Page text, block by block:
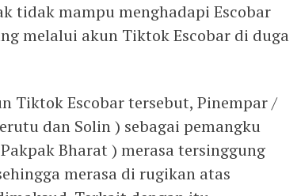
tidak mampu menghadapi Escobar
melalui akun Tiktok Escobar di duga
Tiktok Escobar tersebut, Pinempar /
dan Solin ) sebagai pemangku
Bharat ) merasa tersinggung
merasa di rugikan atas